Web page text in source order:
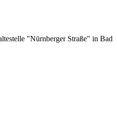
"Nürnberger Straße" in Bad